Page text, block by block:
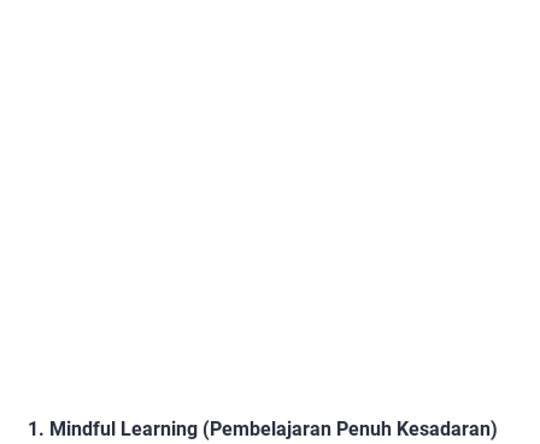
1. Mindful Learning (Pembelajaran Penuh Kesadaran)